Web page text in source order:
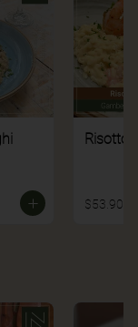
Risotto
$53.900